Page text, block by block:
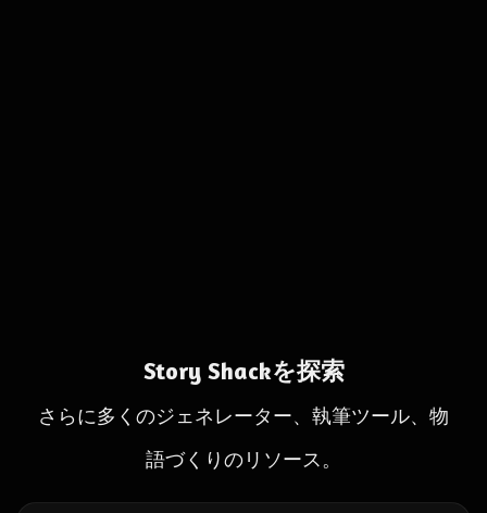
Story Shackを探索
さらに多くのジェネレーター、執筆ツール、物
語づくりのリソース。